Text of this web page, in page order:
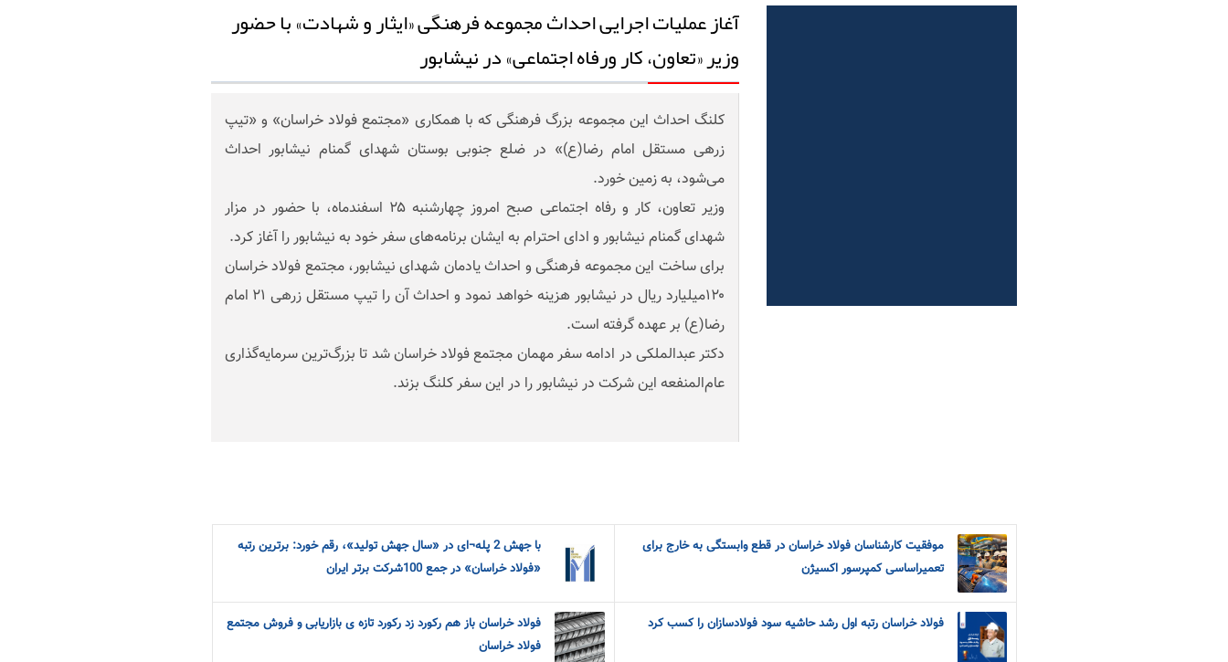
آغاز عملیات اجرایی احداث مجموعه فرهنگی «ایثار و شهادت» با حضور
وزیر «تعاون، کار و‌رفاه اجتماعی» در نیشابور
کلنگ احداث این مجموعه بزرگ فرهنگی که با همکاری «مجتمع فولاد خراسان» و «تیپ
زرهی مستقل امام رضا(ع)» در ضلع جنوبی بوستان شهدای گمنام نیشابور احداث
می‌شود، به زمین خورد.
وزیر تعاون، کار و رفاه اجتماعی صبح امروز چهارشنبه ۲۵ اسفندماه، با حضور در مزار
شهدای گمنام نیشابور و ادای احترام به ایشان برنامه‌های سفر خود به نیشابور را آغاز کرد.
برای ساخت این مجموعه فرهنگی و احداث یادمان شهدای نیشابور، مجتمع فولاد خراسان
۱۲۰میلیارد ریال در نیشابور هزینه خواهد نمود و احداث آن را تیپ مستقل زرهی ۲۱ امام
رضا(ع) بر عهده گرفته است.
دکتر عبدالملکی در ادامه سفر مهمان مجتمع فولاد خراسان شد تا بزرگ‌ترین سرمایه‌گذاری
عام‌المنفعه این شرکت در نیشابور را در این سفر کلنگ بزند.
موفقیت کارشناسان فولاد خراسان در قطع وابستگی به خارج برای
تعمیراساسی کمپرسور اکسیژن
با جهش 2 پله¬ای در «سال جهش تولید»، رقم خورد: برترین رتبه
«فولاد خراسان» در جمع 100شرکت برتر ایران
فولاد خراسان رتبه اول رشد حاشیه سود فولادسازان را کسب کرد
فولاد خراسان باز هم رکورد زد رکورد تازه ی بازاریابی و فروش مجتمع
فولاد خراسان